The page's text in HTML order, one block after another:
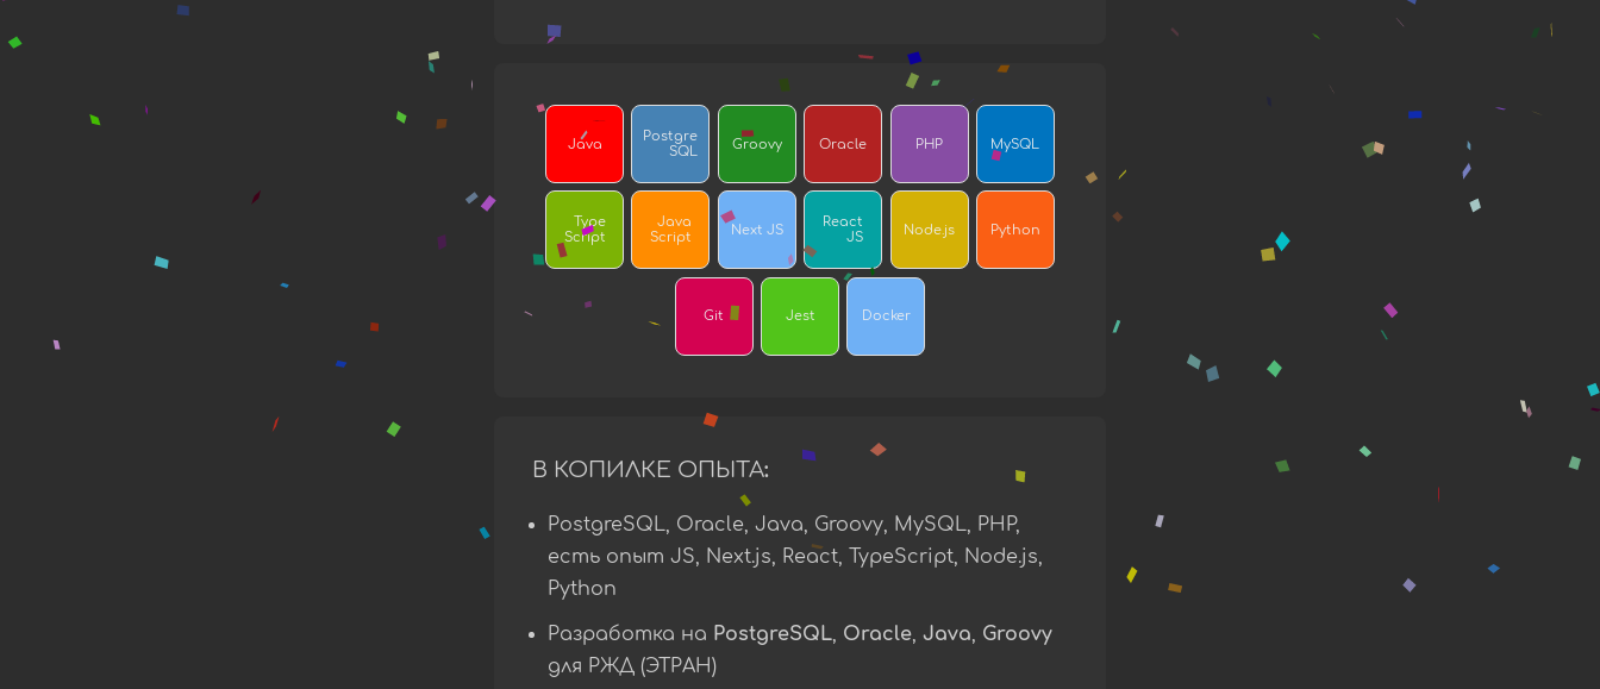
Java
Postgre
SQL
Groovy Oracle PHP MySQL
Type
Script
Java
Script
Next JS
React
JS
Node.js Python
Git Jest Docker
В КОПИЛКЕ ОПЫТА:
PostgreSQL, Oracle, Java, Groovy, MySQL, PHP,
есть опыт JS, Next.js, React, TypeScript, Node.js,
Python
Разработка на PostgreSQL, Oracle, Java, Groovy
для РЖД (ЭТРАН)